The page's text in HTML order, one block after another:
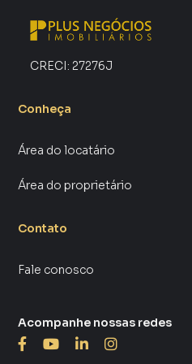
consequência uma maior
imóvel mais rápido.
atendimento preparada para
CRECI: 27276J
Conheça
Área do locatário
Área do proprietário
Contato
Fale conosco
Acompanhe nossas redes